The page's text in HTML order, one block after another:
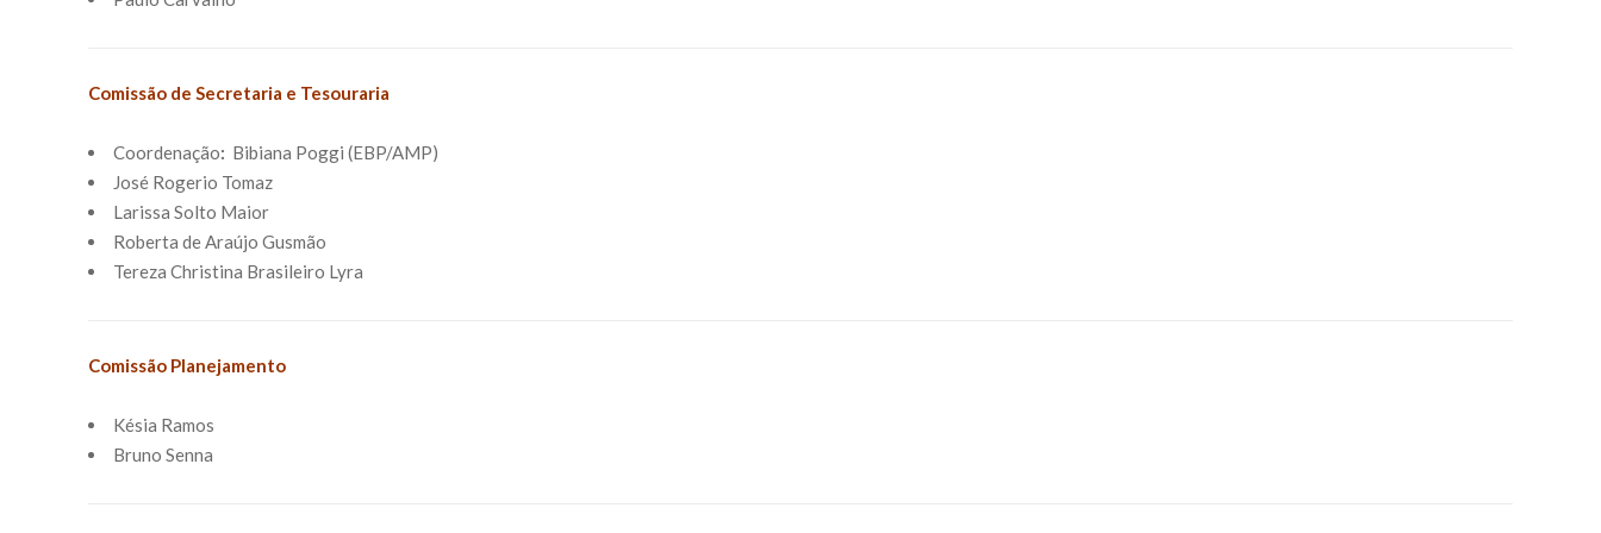
Comissão de Secretaria e Tesouraria
Coordenação: Bibiana Poggi (EBP/AMP)
José Rogerio Tomaz
Larissa Solto Maior
Roberta de Araújo Gusmão
Tereza Christina Brasileiro Lyra
Comissão Planejamento
Késia Ramos
Bruno Senna